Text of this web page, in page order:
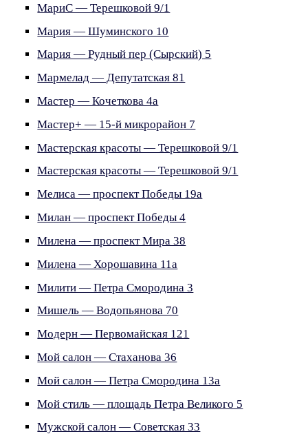
МариС — Терешковой 9/1
Мария — Шуминского 10
Мария — Рудный пер (Сырский) 5
Мармелад — Депутатская 81
Мастер — Кочеткова 4а
Мастер+ — 15-й микрорайон 7
Мастерская красоты — Терешковой 9/1
Мастерская красоты — Терешковой 9/1
Мелиса — проспект Победы 19а
Милан — проспект Победы 4
Милена — проспект Мира 38
Милена — Хорошавина 11а
Милити — Петра Смородина 3
Мишель — Водопьянова 70
Модерн — Первомайская 121
Мой салон — Стаханова 36
Мой салон — Петра Смородина 13а
Мой стиль — площадь Петра Великого 5
Мужской салон — Советская 33